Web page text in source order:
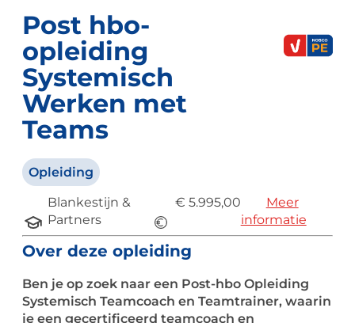
Post hbo-
opleiding
Systemisch
Werken met
Teams
Opleiding
Blankestijn &
Partners
€ 5.995,00
Meer
informatie
Over deze opleiding
Ben je op zoek naar een Post-hbo Opleiding
Systemisch Teamcoach en Teamtrainer, waarin
je een gecertificeerd teamcoach en